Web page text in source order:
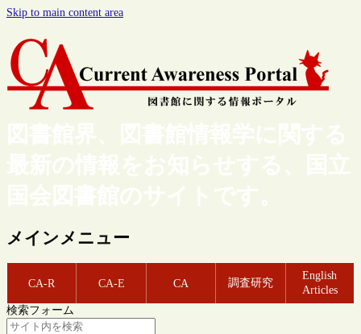
Skip to main content area
図書館界、図書館情報学に関する
最新の情報をお知らせする、国立
国会図書館のサイトです。
メインメニュー
CA-R CA-E CA 調査研究
English
Articles
検索フォーム